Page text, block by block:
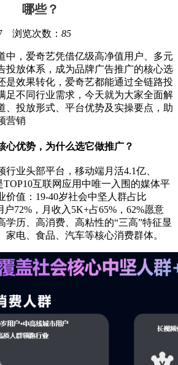
哪些？
浏览次数： 85
中，爱奇艺凭借亿级高净值用户、多元
投放体系，成为品牌广告推广的核心选
是效果转化，爱奇艺都能通过全链路投
足不同行业需求，今天就为大家全面解
、投放形式、平台优势及实操要点，助
营销
心优势，为什么选它做推广？
行业头部平台，移动端月活4.1亿、
TOP10互联网应用中唯一入围的媒体平
价值：19-40岁社会中坚人群占比
72%，月收入5K+占65%，62%愿意
学历、高消费、高粘性的“三高”特征显
家电、食品、汽车等核心消费群体。